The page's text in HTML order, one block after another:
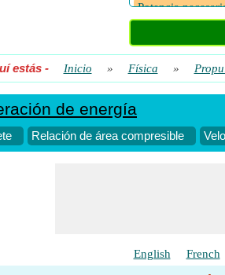
Potencia
Potencia
del cohete y la
Presión de salida
Temperatura de
estás- Inicio » Física »
de energía
Relación de área compresible
English French